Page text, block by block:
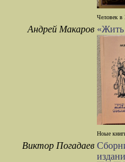
Человек в
Андрей Макаров «Жить
Ноые
Виктор Погадаев